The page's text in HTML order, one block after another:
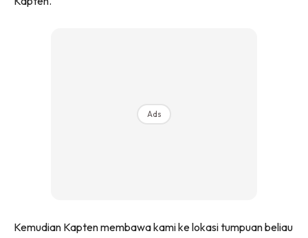
Ads
Kemudian Kapten membawa kami ke lokasi tumpuan beliau